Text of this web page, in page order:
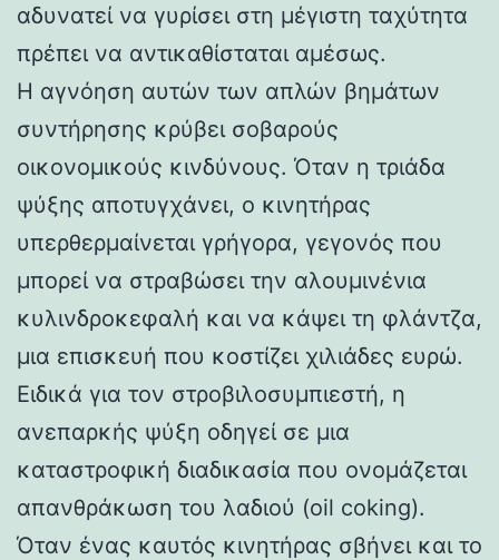
αδυνατεί να γυρίσει στη μέγιστη ταχύτητα
πρέπει να αντικαθίσταται αμέσως.
Η αγνόηση αυτών των απλών βημάτων
συντήρησης κρύβει σοβαρούς
οικονομικούς κινδύνους. Όταν η τριάδα
ψύξης αποτυγχάνει, ο κινητήρας
υπερθερμαίνεται γρήγορα, γεγονός που
μπορεί να στραβώσει την αλουμινένια
κυλινδροκεφαλή και να κάψει τη φλάντζα,
μια επισκευή που κοστίζει χιλιάδες ευρώ.
Ειδικά για τον στροβιλοσυμπιεστή, η
ανεπαρκής ψύξη οδηγεί σε μια
καταστροφική διαδικασία που ονομάζεται
απανθράκωση του λαδιού (oil coking).
Όταν ένας καυτός κινητήρας σβήνει και το